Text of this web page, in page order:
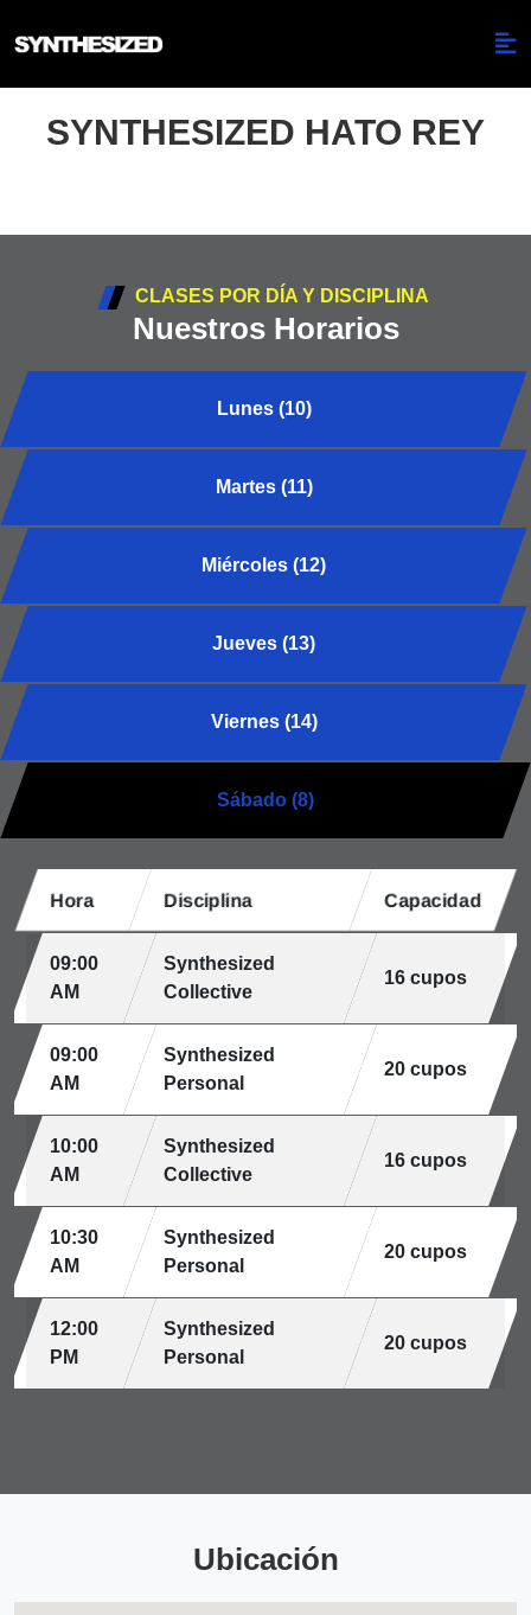
SYNTHESIZED HATO REY
CLASES POR DÍA Y DISCIPLINA
Nuestros Horarios
Lunes (10)
Martes (11)
Miércoles (12)
Jueves (13)
Viernes (14)
Sábado (8)
Hora Disciplina Capacidad
09:00
AM
Synthesized
Collective
16 cupos
09:00
AM
Synthesized
Personal
20 cupos
10:00
AM
Synthesized
Collective
16 cupos
10:30
AM
Synthesized
Personal
20 cupos
12:00
PM
Synthesized
Personal
20 cupos
Ubicación